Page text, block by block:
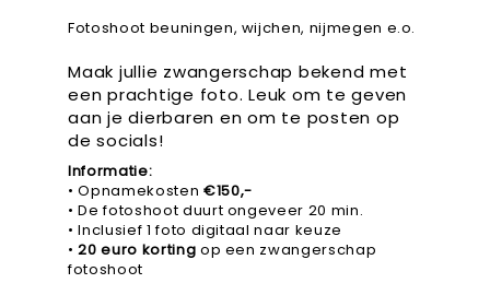
Fotoshoot beuningen, wijchen, nijmegen e.o.
Maak jullie zwangerschap bekend met
een prachtige foto. Leuk om te geven
aan je dierbaren en om te posten op
de socials!
Informatie:
• Opnamekosten €150,-
• De fotoshoot duurt ongeveer 20 min.
• Inclusief 1 foto digitaal naar keuze
•20 euro korting op een zwangerschap
fotoshoot